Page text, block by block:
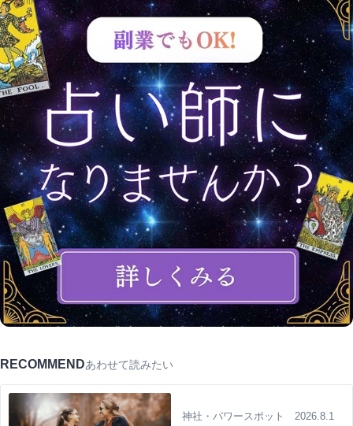
RECOMMENDあわせて読みたい
神社・パワースポット 2026.8.1